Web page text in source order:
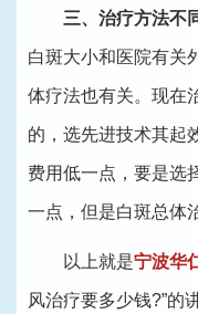
三、治疗方法不
白斑大小和医院有关
体疗法也有关。现在
的，选先进技术其起
费用低一点，要是选
一点，但是白斑总体
以上就是宁波华
风治疗要多少钱?”的